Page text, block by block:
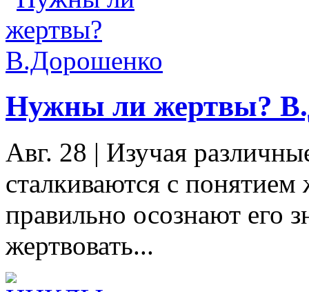
Нужны ли жертвы?
Авг. 28 | Изучая
сталкиваются с
правильно осознают его
жертвовать...